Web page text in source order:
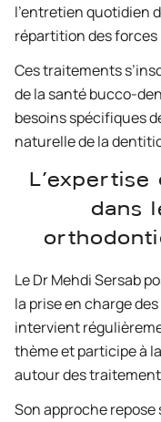
l’entretien quotidien
répartition des
Ces traitements
de la santé bucco-
besoins spécifiques
naturelle de la
dans
Le Dr Mehdi Sersab
la prise en charge
intervient
thème et participe à
autour des
Son approche